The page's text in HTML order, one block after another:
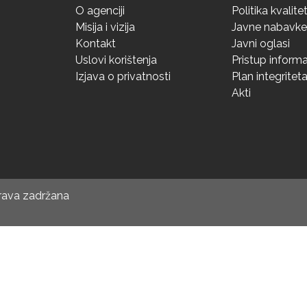
O agenciji
Misija i vizija
Kontakt
Uslovi korištenja
Izjava o privatnosti
Politika
Javne nabavke
Javni oglasi
Pristup
Plan integriteta
Akti
zadržana